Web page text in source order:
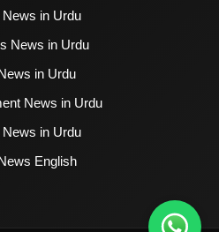
News in Urdu
News in Urdu
in Urdu
News in Urdu
News in Urdu
English